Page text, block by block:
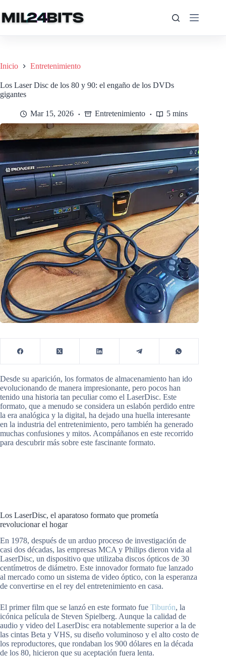
al
contenido
Inicio Entretenimiento
Los Laser Disc de los 80 y 90: el engaño de los DVDs
gigantes
Mar 15, 2026 Entretenimiento 5 mins
Desde su aparición, los formatos de almacenamiento han ido
evolucionando de manera impresionante, pero pocos han
tenido una historia tan peculiar como el LaserDisc. Este
formato, que a menudo se considera un eslabón perdido entre
la era analógica y la digital, ha dejado una huella interesante
en la industria del entretenimiento, pero también ha generado
muchas confusiones y mitos. Acompáñanos en este recorrido
para descubrir más sobre este fascinante formato.
Los LaserDisc, el aparatoso formato que prometía
revolucionar el hogar
En 1978, después de un arduo proceso de investigación de
casi dos décadas, las empresas MCA y Philips dieron vida al
LaserDisc, un dispositivo que utilizaba discos ópticos de 30
centímetros de diámetro. Este innovador formato fue lanzado
al mercado como un sistema de video óptico, con la esperanza
de convertirse en el rey del entretenimiento en casa.
El primer film que se lanzó en este formato fue Tiburón, la
icónica película de Steven Spielberg. Aunque la calidad de
audio y video del LaserDisc era notablemente superior a la de
las cintas Beta y VHS, su diseño voluminoso y el alto costo de
los reproductores, que rondaban los 900 dólares en la década
de los 80, hicieron que su aceptación fuera lenta.